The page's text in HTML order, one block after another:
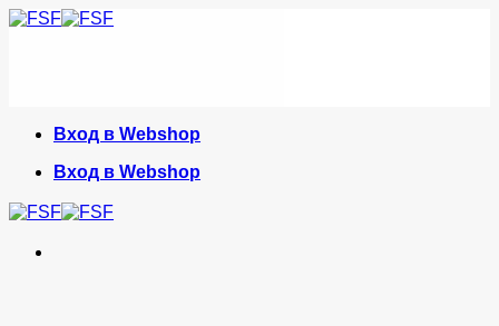
Skip
Вход в Webshop
Вход в Webshop